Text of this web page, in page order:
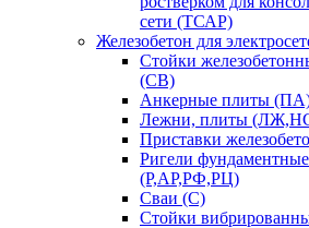
сети (ТСАР)
Железобетон для
Стойки
(СВ)
Анкерные плиты
Лежни, плиты
Приставки
Ригели
(Р,АР,РФ,РЦ)
Сваи (С)
Стойки